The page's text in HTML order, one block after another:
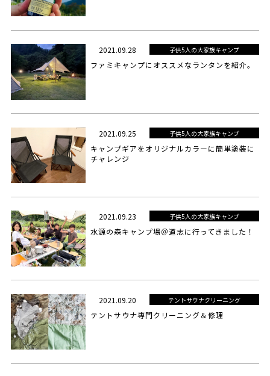
2021.09.28 子供5人の大家族キャンプ
ファミキャンプにオススメなランタンを紹介。
2021.09.25 子供5人の大家族キャンプ
キャンプギアをオリジナルカラーに簡単塗装に
チャレンジ
2021.09.23 子供5人の大家族キャンプ
水源の森キャンプ場＠道志に行ってきました！
2021.09.20 テントサウナクリーニング
テントサウナ専門クリーニング＆修理